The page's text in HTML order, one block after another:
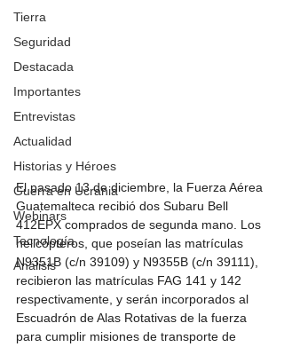
Tierra
Seguridad
Destacada
Importantes
Entrevistas
Actualidad
Historias y Héroes
Guerra en Ucrania
Webinars
Tecnología
Análisis
El pasado 13 de diciembre, la Fuerza Aérea
Guatemalteca recibió dos Subaru Bell
412EPX comprados de segunda mano. Los
helicópteros, que poseían las matrículas
N9351B (c/n 39109) y N9355B (c/n 39111),
recibieron las matrículas FAG 141 y 142
respectivamente, y serán incorporados al
Escuadrón de Alas Rotativas de la fuerza
para cumplir misiones de transporte de